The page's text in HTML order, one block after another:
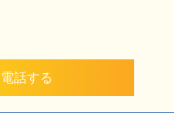
電話する